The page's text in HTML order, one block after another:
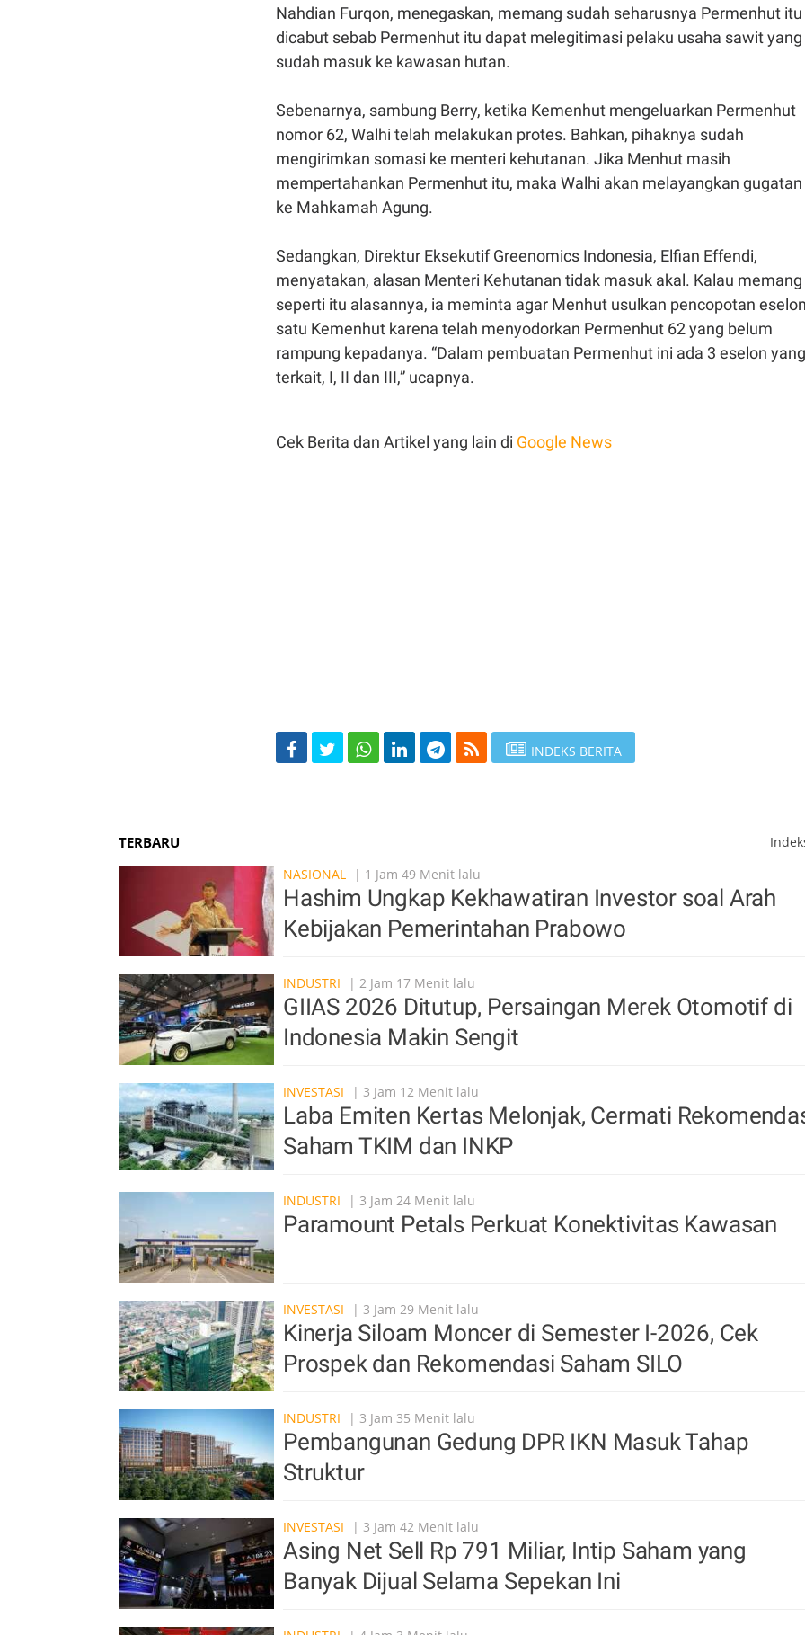
Nahdian Furqon, menegaskan, memang sudah seharusnya Permenhut itu
dicabut sebab Permenhut itu dapat melegitimasi pelaku usaha sawit yang
sudah masuk ke kawasan hutan.
Sebenarnya, sambung Berry, ketika Kemenhut mengeluarkan Permenhut
nomor 62, Walhi telah melakukan protes. Bahkan, pihaknya sudah
mengirimkan somasi ke menteri kehutanan. Jika Menhut masih
mempertahankan Permenhut itu, maka Walhi akan melayangkan gugatan
ke Mahkamah Agung.
Sedangkan, Direktur Eksekutif Greenomics Indonesia, Elfian Effendi,
menyatakan, alasan Menteri Kehutanan tidak masuk akal. Kalau memang
seperti itu alasannya, ia meminta agar Menhut usulkan pencopotan eselon
satu Kemenhut karena telah menyodorkan Permenhut 62 yang belum
rampung kepadanya. “Dalam pembuatan Permenhut ini ada 3 eselon yang
terkait, I, II dan III,” ucapnya.
Cek Berita dan Artikel yang lain di Google News
INDEKS BERITA
TERBARU
NASIONAL
| 1 Jam 49 Menit lalu
Hashim Ungkap Kekhawatiran Investor soal Arah
Kebijakan Pemerintahan Prabowo
INDUSTRI | 2 Jam 17 Menit lalu
GIIAS 2026 Ditutup, Persaingan Merek Otomotif di
Indonesia Makin Sengit
INVESTASI | 3 Jam 12 Menit lalu
Laba Emiten Kertas Melonjak, Cermati
Saham TKIM dan INKP
INDUSTRI | 3 Jam 24 Menit lalu
Paramount Petals Perkuat Konektivitas Kawasan
INVESTASI | 3 Jam 29 Menit lalu
Kinerja Siloam Moncer di Semester I-2026, Cek
Prospek dan Rekomendasi Saham SILO
INDUSTRI | 3 Jam 35 Menit lalu
Pembangunan Gedung DPR IKN Masuk Tahap
Struktur
INVESTASI | 3 Jam 42 Menit lalu
Asing Net Sell Rp 791 Miliar, Intip Saham yang
Banyak Dijual Selama Sepekan Ini